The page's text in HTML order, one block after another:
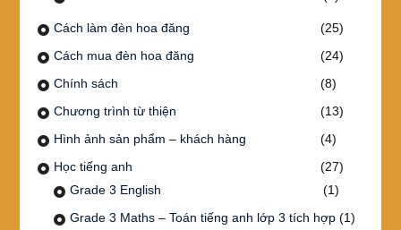
Cách làm đèn hoa đăng
(25)
Cách mua đèn hoa đăng
(24)
Chính sách
(8)
Chương trình từ thiện
(13)
Hình ảnh sản phẩm – khách hàng
(4)
Học tiếng anh
(27)
Grade 3 English
(1)
Grade 3 Maths – Toán tiếng anh lớp 3 tích hợp(1)